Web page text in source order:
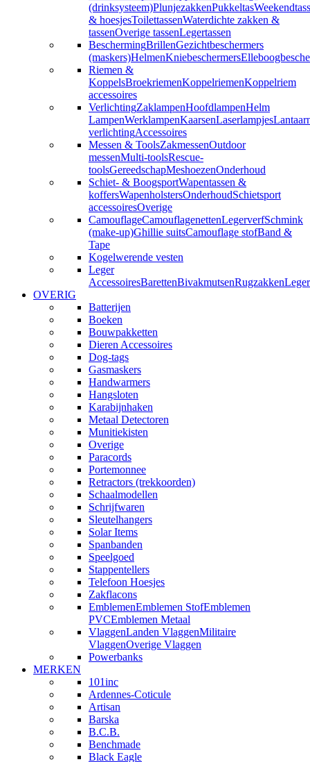
(drinksysteem)PlunjezakkenPukkeltas
& hoesjesToilettassenWaterdichte zakken &
tassenOverige tassenLegertassen
BeschermingBrillenGezichtbeschermers
(maskers)HelmenKniebeschermers
Riemen &
KoppelsBroekriemenKoppelriemenKoppelriem
accessoires
VerlichtingZaklampenHoofdlampenHelm
LampenWerklampenKaarsenLaserlampjes
verlichtingAccessoires
Messen & ToolsZakmessenOutdoor
messenMulti-toolsRescue-
toolsGereedschapMeshoezenOnderhoud
Schiet- & BoogsportWapentassen &
koffersWapenholstersOnderhoudSchietsport
accessoiresOverige
CamouflageCamouflagenettenLegerverfSchmink
(make-up)Ghillie suitsCamouflage stofBand &
Tape
Kogelwerende vesten
Leger
AccessoiresBarettenBivakmutsenRugzakken
OVERIG
Batterijen
Boeken
Bouwpakketten
Dieren Accessoires
Dog-tags
Gasmaskers
Handwarmers
Hangsloten
Karabijnhaken
Metaal Detectoren
Munitiekisten
Overige
Paracords
Portemonnee
Retractors (trekkoorden)
Schaalmodellen
Schrijfwaren
Sleutelhangers
Solar Items
Spanbanden
Speelgoed
Stappentellers
Telefoon Hoesjes
Zakflacons
EmblemenEmblemen StofEmblemen
PVCEmblemen Metaal
VlaggenLanden VlaggenMilitaire
VlaggenOverige Vlaggen
Powerbanks
MERKEN
101inc
Ardennes-Coticule
Artisan
Barska
B.C.B.
Benchmade
Black Eagle